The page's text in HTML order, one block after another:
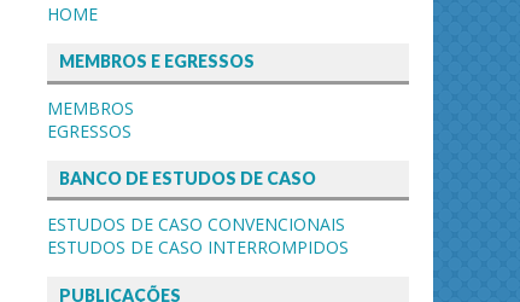
HOME
MEMBROS E EGRESSOS
MEMBROS
EGRESSOS
BANCO DE ESTUDOS DE CASO
ESTUDOS DE CASO CONVENCIONAIS
ESTUDOS DE CASO INTERROMPIDOS
PUBLICAÇÕES